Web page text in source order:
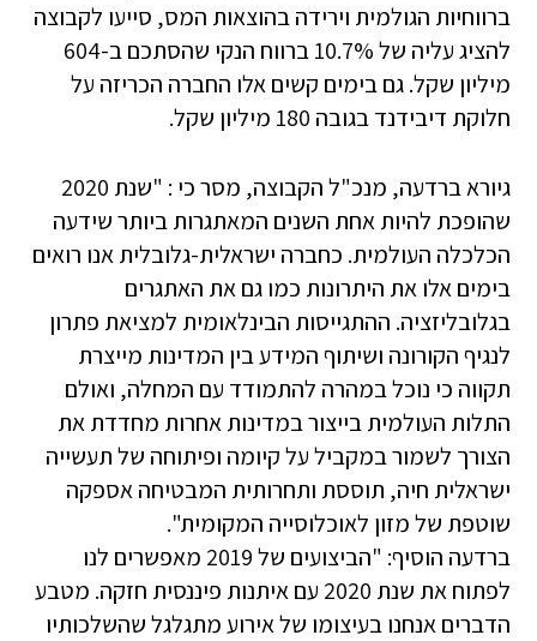
ברווחיות הגולמית וירידה בהוצאות המס, סייעו לקבוצה
להציג עליה של 10.7% ברווח הנקי שהסתכם ב-604
מיליון שקל. גם בימים קשים אלו החברה הכריזה על
חלוקת דיבידנד בגובה 180 מיליון שקל.
גיורא ברדעה, מנכ"ל הקבוצה, מסר כי : "שנת 2020
שהופכת להיות אחת השנים המאתגרות ביותר שידעה
הכלכלה העולמית. כחברה ישראלית-גלובלית אנו רואים
בימים אלו את היתרונות כמו גם את האתגרים
בגלובליזציה. ההתגייסות הבינלאומית למציאת פתרון
לנגיף הקורונה ושיתוף המידע בין המדינות מייצרת
תקווה כי נוכל במהרה להתמודד עם המחלה, ואולם
התלות העולמית בייצור במדינות אחרות מחדדת את
הצורך לשמור במקביל על קיומה ופיתוחה של תעשייה
ישראלית חיה, תוססת ותחרותית המבטיחה אספקה
שוטפת של מזון לאוכלוסייה המקומית".
ברדעה הוסיף: "הביצועים של 2019 מאפשרים לנו
לפתוח את שנת 2020 עם איתנות פיננסית חזקה. מטבע
הדברים אנחנו בעיצומו של אירוע מתגלגל שהשלכותיו